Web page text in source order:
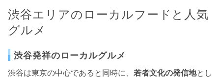
渋谷エリアのローカルフードと人気
グルメ
渋谷発祥のローカルグルメ
渋谷は東京の中心であると同時に、 若者文化の発信地とし